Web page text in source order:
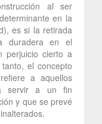
al ser
en la
es si la retirada
duradera en el
perjuicio cierto a
el concepto
a aquellos
servir a un fin
y que se prevé